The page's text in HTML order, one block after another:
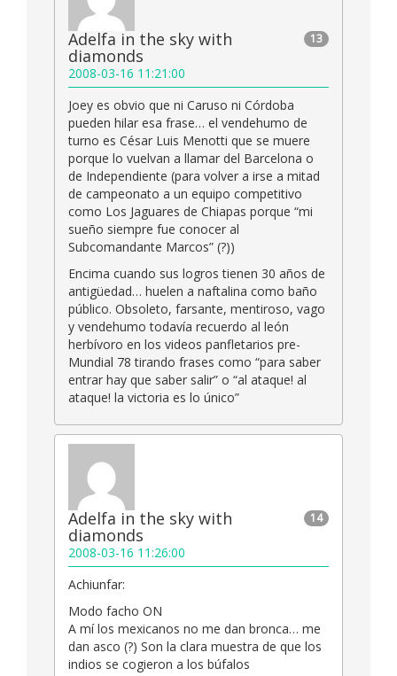
13
Adelfa in the sky with
diamonds
2008-03-16 11:21:00
Joey es obvio que ni Caruso ni Córdoba
pueden hilar esa frase… el vendehumo de
turno es César Luis Menotti que se muere
porque lo vuelvan a llamar del Barcelona o
de Independiente (para volver a irse a mitad
de campeonato a un equipo competitivo
como Los Jaguares de Chiapas porque “mi
sueño siempre fue conocer al
Subcomandante Marcos” (?))
Encima cuando sus logros tienen 30 años de
antigüedad… huelen a naftalina como baño
público. Obsoleto, farsante, mentiroso, vago
y vendehumo todavía recuerdo al león
herbívoro en los videos panfletarios pre-
Mundial 78 tirando frases como “para saber
entrar hay que saber salir” o “al ataque! al
ataque! la victoria es lo único”
14
Adelfa in the sky with
diamonds
2008-03-16 11:26:00
Achiunfar:
Modo facho ON
A mí los mexicanos no me dan bronca… me
dan asco (?) Son la clara muestra de que los
indios se cogieron a los búfalos